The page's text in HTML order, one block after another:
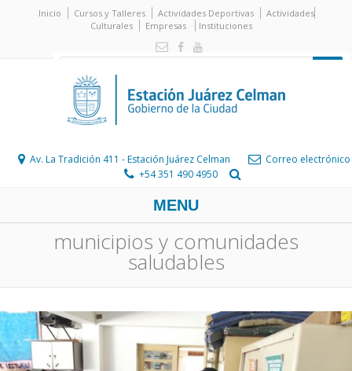
Inicio Cursos y Talleres Actividades Deportivas
Actividades
Culturales
Empresas Instituciones
Av. La Tradición 411 - Estación Juárez Celman
Correo electrónico
+54 351 490 4950
MENU
municipios y comunidades
saludables